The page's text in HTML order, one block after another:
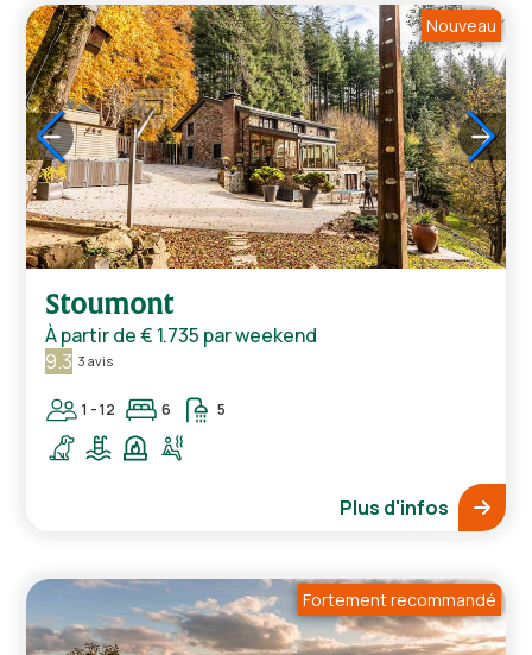
Stoumont
À partir de€ 1.735 par weekend
9.3 3 avis
1 - 12 6 5
Plus d'infos
1/5
Nouveau
Fortement recommandé